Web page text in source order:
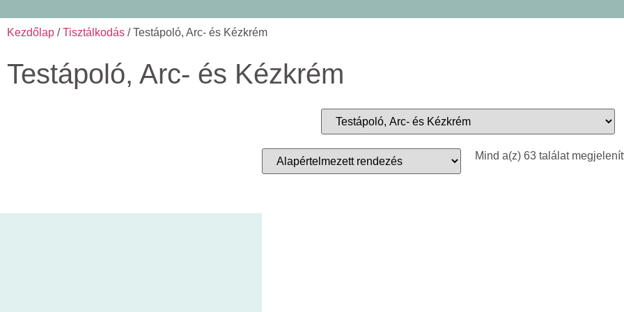
Kezdőlap /Tisztálkodás / Testápoló, Arc- és Kézkrém
Testápoló, Arc- és Kézkrém
Mind a(z) 63 találat